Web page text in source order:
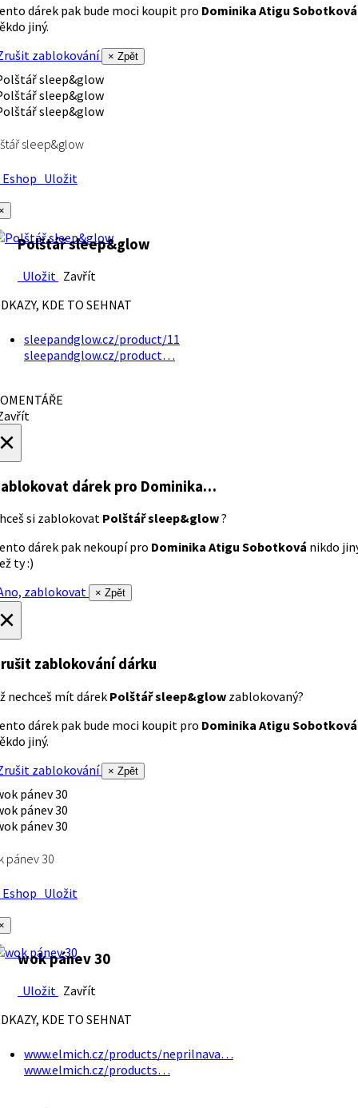
dárek pak bude moci koupit pro Dominika Atigu Sobotková
jiný.
zablokování
× Zpět
sleep&glow
Uložit
Polštář sleep&glow
Uložit Zavřít
KDE TO SEHNAT
sleepandglow.cz/product/11
sleepandglow.cz/product…
dárek pro Dominika…
si zablokovat Polštář sleep&glow?
dárek pak nekoupí pro Dominika Atigu Sobotková nikdo
ty :)
zablokovat
× Zpět
zablokování dárku
nechceš mít dárek Polštář sleep&glow zablokovaný?
dárek pak bude moci koupit pro Dominika Atigu Sobotková
jiný.
zablokování
× Zpět
pánev 30
Uložit
wok pánev 30
Uložit Zavřít
KDE TO SEHNAT
www.elmich.cz/products/neprilnava…
www.elmich.cz/products…